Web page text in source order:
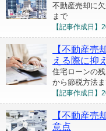
不動産売却に
まで
【記事作成日】
【不動産売
える際に抑
住宅ローンの
から節税方法
【記事作成日】
【不動産売
意点